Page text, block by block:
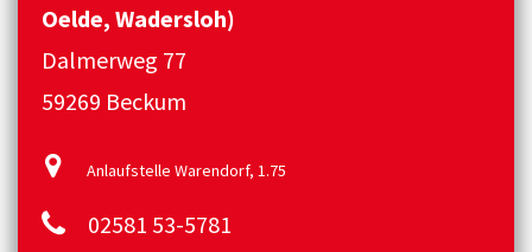
Oelde, Wadersloh)
Dalmerweg 77
59269 Beckum
Anlaufstelle Warendorf, 1.75
02581 53-5781